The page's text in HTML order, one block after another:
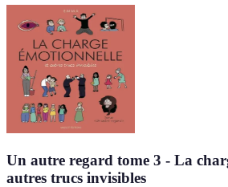
Un autre regard tome 3 - La
autres trucs invisibles